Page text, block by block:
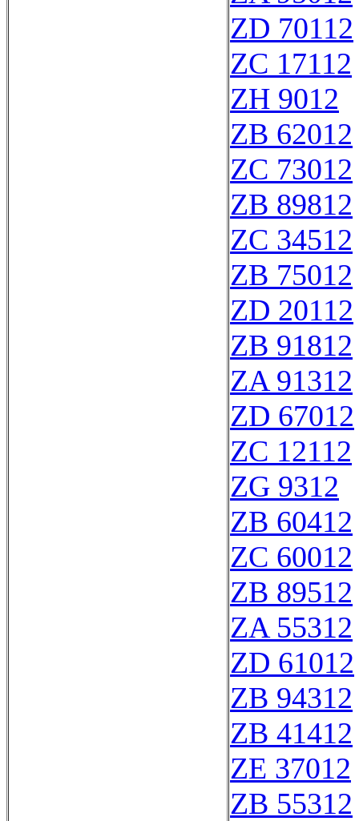
ZD 70112
ZC 17112
ZH 9012
ZB 62012
ZC 73012
ZB 89812
ZC 34512
ZB 75012
ZD 20112
ZB 91812
ZA 91312
ZD 67012
ZC 12112
ZG 9312
ZB 60412
ZC 60012
ZB 89512
ZA 55312
ZD 61012
ZB 94312
ZB 41412
ZE 37012
ZB 55312